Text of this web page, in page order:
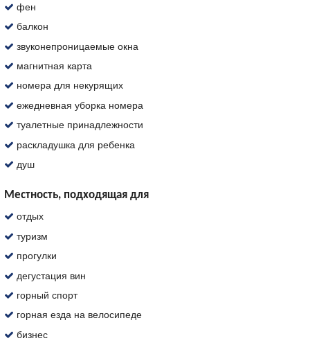
фен
балкон
звуконепроницаемые окна
магнитная карта
номера для некурящих
ежедневная уборка номера
туалетные принадлежности
раскладушка для ребенка
душ
Местность, подходящая для
отдых
туризм
прогулки
дегустация вин
горный спорт
горная езда на велосипеде
бизнес